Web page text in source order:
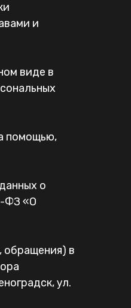
и
виде в
помощью,
о
ФЗ «О
обращения) в
ул.